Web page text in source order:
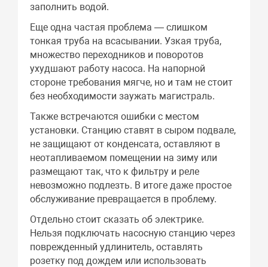
заполнить водой.
Еще одна частая проблема — слишком
тонкая труба на всасывании. Узкая труба,
множество переходников и поворотов
ухудшают работу насоса. На напорной
стороне требования мягче, но и там не стоит
без необходимости заужать магистраль.
Также встречаются ошибки с местом
установки. Станцию ставят в сыром подвале,
не защищают от конденсата, оставляют в
неотапливаемом помещении на зиму или
размещают так, что к фильтру и реле
невозможно подлезть. В итоге даже простое
обслуживание превращается в проблему.
Отдельно стоит сказать об электрике.
Нельзя подключать насосную станцию через
поврежденный удлинитель, оставлять
розетку под дождем или использовать